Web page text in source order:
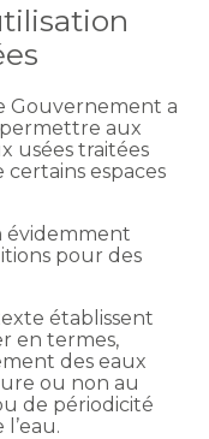
Gouvernement a
aux
usées traitées
certains espaces
évidemment
pour des
établissent
en termes,
des eaux
ou non au
de périodicité